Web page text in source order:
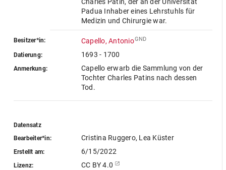
Padua Inhaber eines Lehrstuhls für
Medizin und Chirurgie war.
Besitzer*in: Capello, AntonioGND
Datierung: 1693 - 1700
Anmerkung:
Capello erwarb die Sammlung von der
Tochter Charles Patins nach dessen
Tod.
Datensatz
Bearbeiter*in:
Cristina Ruggero, Lea Küster
Erstellt am: 6/15/2022
Lizenz: CC BY 4.0